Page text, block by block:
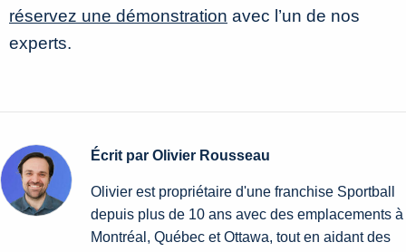
réservez une démonstration avec l’un de nos
experts.
Écrit par Olivier Rousseau
Olivier est propriétaire d'une franchise Sportball
depuis plus de 10 ans avec des emplacements à
Montréal, Québec et Ottawa, tout en aidant des